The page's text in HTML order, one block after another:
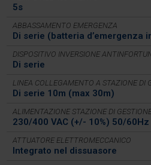
5s
ABBASSAMENTO EMERGENZA
Di serie (batteria d’emergenza
DISPOSITIVO INVERSIONE
Di serie
LINEA COLLEGAMENTO A STAZIONE DI
Di serie 10m (max 30m)
ALIMENTAZIONE STAZIONE DI
230/400 VAC (+/- 10%) 50/60Hz
ATTUATORE ELETTROMECCANICO
Integrato nel dissuasore